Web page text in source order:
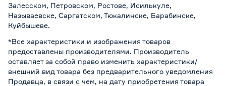
Залесском, Петровском, Ростове, Исилькуле,
Называевске, Саргатском, Тюкалинске, Барабинске,
Куйбышеве.
*Все характеристики и изображения товаров
предоставлены производителями. Производитель
оставляет за собой право изменить характеристики/
внешний вид товара без предварительного уведомления
Продавца, в связи с чем, на дату приобретения товара